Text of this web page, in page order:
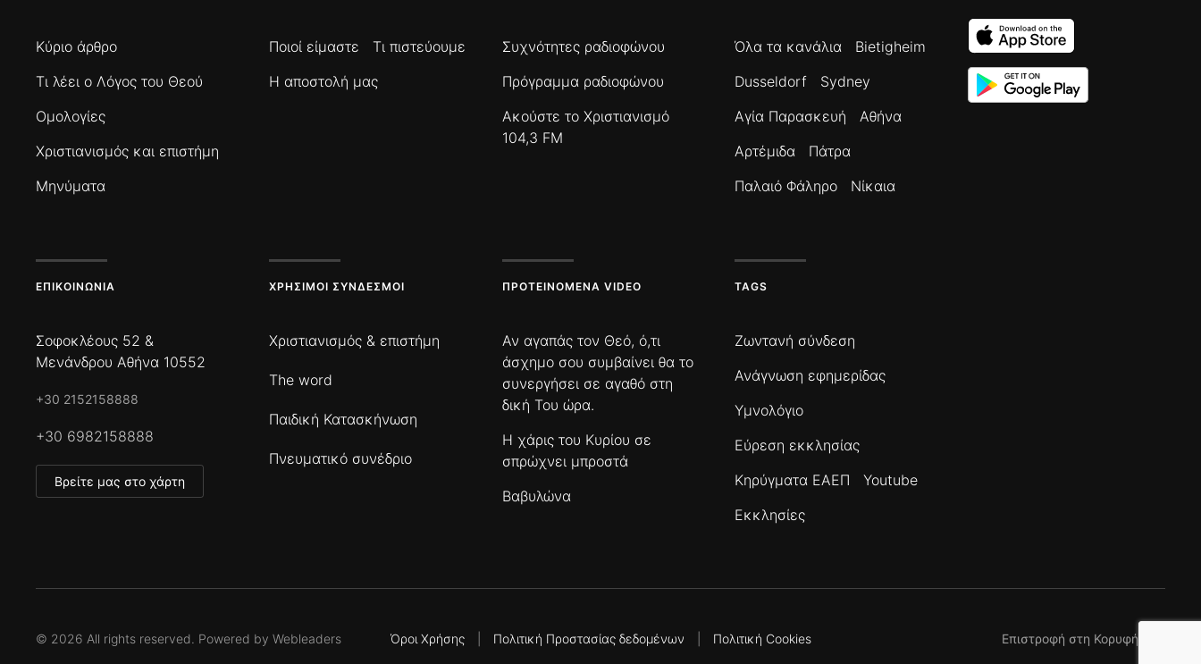
Κύριο άρθρο
Τι λέει ο Λόγος του Θεού
Ομολογίες
Χριστιανισμός και επιστήμη
Μηνύματα
Ποιοί είμαστε
Τι πιστεύουμε
Η αποστολή μας
Συχνότητες ραδιοφώνου
Πρόγραμμα ραδιοφώνου
Ακούστε το Χριστιανισμό
104,3 FM
Όλα τα κανάλια
Bietigheim
Dusseldorf
Sydney
Αγία Παρασκευή
Αθήνα
Αρτέμιδα
Πάτρα
Παλαιό Φάληρο
Νίκαια
ΕΠΙΚΟΙΝΩΝΊΑ
Σοφοκλέους 52 &
Μενάνδρου Αθήνα 10552
+30 2152158888
+30 6982158888
Βρείτε μας στο χάρτη
ΧΡΉΣΙΜΟΙ ΣΎΝΔΕΣΜΟΙ
Χριστιανισμός & επιστήμη
The word
Παιδική Κατασκήνωση
Πνευματικό συνέδριο
ΠΡΟΤΕΙΝΌΜΕΝΑ VIDEO
Αν αγαπάς τον Θεό, ό,τι
άσχημο σου συμβαίνει θα το
συνεργήσει σε αγαθό στη
δική Του ώρα.
Η χάρις του Κυρίου σε
σπρώχνει μπροστά
Βαβυλώνα
TAGS
Ζωντανή σύνδεση
Ανάγνωση εφημερίδας
Υμνολόγιο
Εύρεση εκκλησίας
Κηρύγματα ΕΑΕΠ
Youtube
Εκκλησίες
© 2026 All rights reserved. Powered by Webleaders Όροι Χρήσης| Πολιτική Προστασίας δεδομένων Πολιτική Cookies Επιστροφή στη Κορυφή